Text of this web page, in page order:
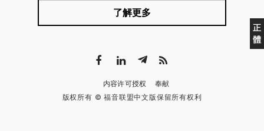
正
體
了解更多
内容许可授权
奉献
版权所有 © 福音联盟中文版保留所有权利